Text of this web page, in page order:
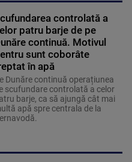
controlată a
patru barje de pe
continuă. Motivul
sunt coborâte
în apă
Dunăre continuă operațiunea
scufundare controlată a celor
barje, ca să ajungă cât mai
apă spre centrala de la